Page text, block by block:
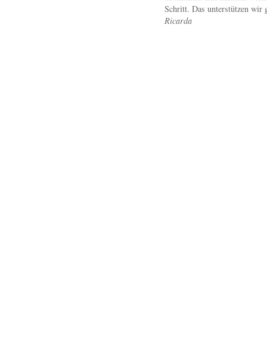
Schritt. Das unterstützen wir
Ricarda